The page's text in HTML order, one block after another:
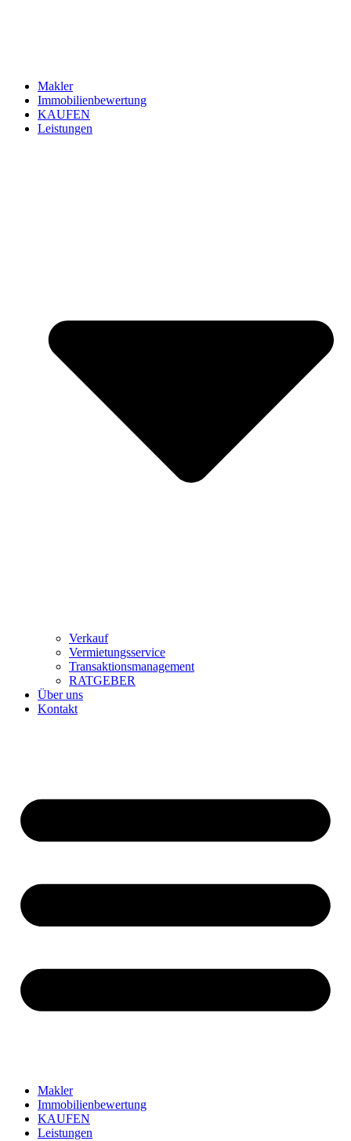
Makler
Immobilienbewertung
KAUFEN
Leistungen
Verkauf
Vermietungsservice
Transaktionsmanagement
RATGEBER
Über uns
Kontakt
Makler
Immobilienbewertung
KAUFEN
Leistungen